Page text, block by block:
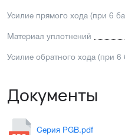
Усилие прямого хода (при 6
Материал уплотнений
Усилие обратного хода (при 6
Документы
Серия PGB.pdf